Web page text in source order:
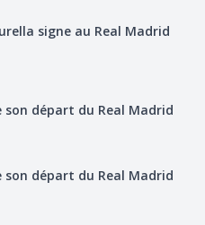
signe au Real Madrid
son départ du Real Madrid
son départ du Real Madrid